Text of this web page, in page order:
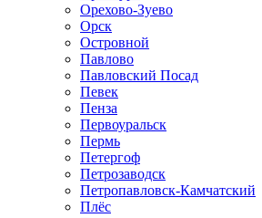
Орехово-Зуево
Орск
Островной
Павлово
Павловский Посад
Певек
Пенза
Первоуральск
Пермь
Петергоф
Петрозаводск
Петропавловск-Камчатский
Плёс